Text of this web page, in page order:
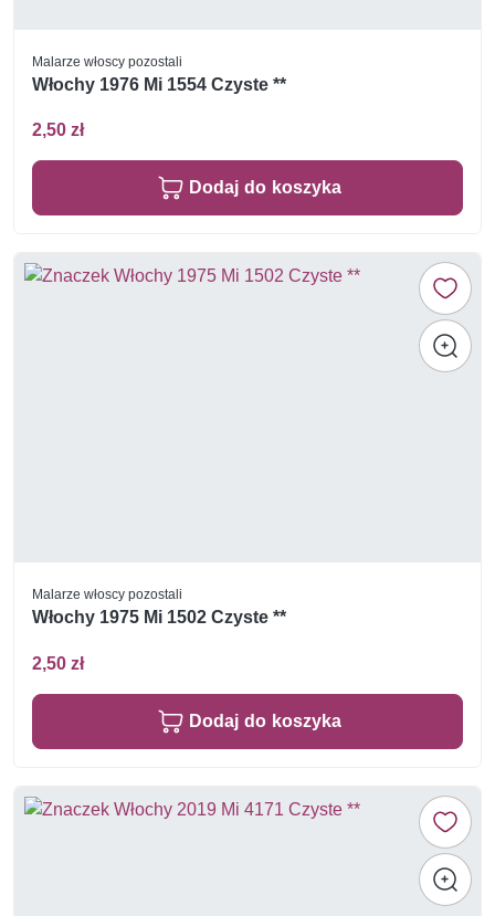
Malarze włoscy pozostali
Włochy 1976 Mi 1554 Czyste **
2,50 zł
Dodaj do koszyka
Malarze włoscy pozostali
Włochy 1975 Mi 1502 Czyste **
2,50 zł
Dodaj do koszyka